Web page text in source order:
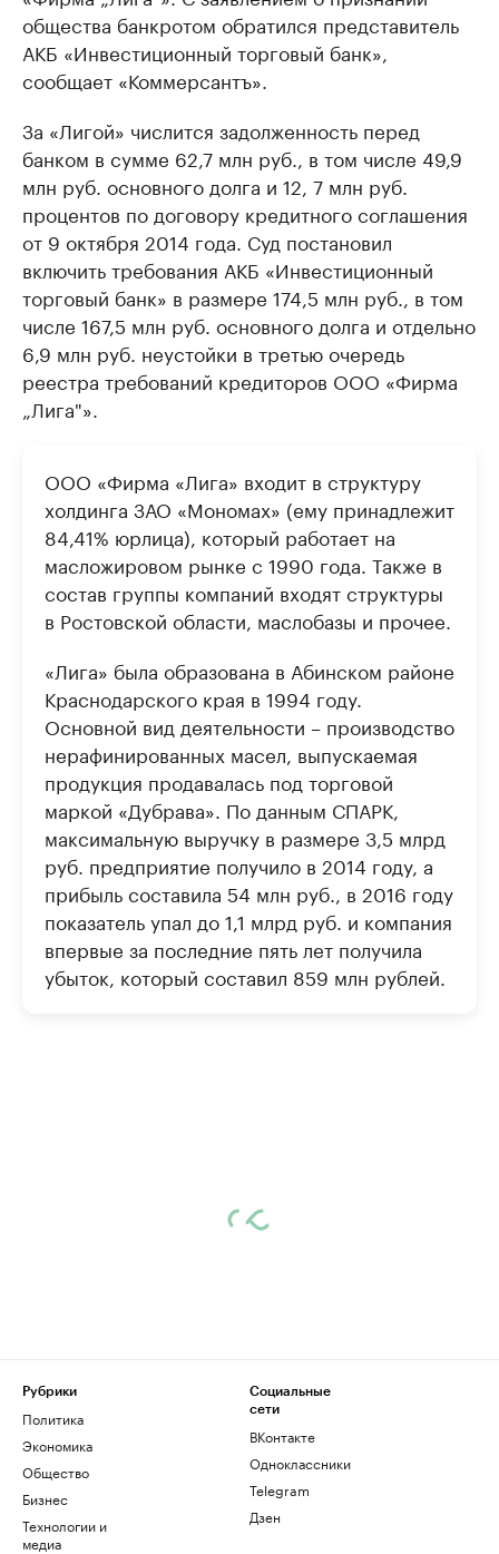
общества банкротом обратился представитель
АКБ «Инвестиционный торговый банк»,
сообщает «Коммерсантъ».
За «Лигой» числится задолженность перед
банком в сумме 62,7 млн руб., в том числе 49,9
млн руб. основного долга и 12, 7 млн руб.
процентов по договору кредитного соглашения
от 9 октября 2014 года. Суд постановил
включить требования АКБ «Инвестиционный
торговый банк» в размере 174,5 млн руб., в том
числе 167,5 млн руб. основного долга и отдельно
6,9 млн руб. неустойки в третью очередь
реестра требований кредиторов ООО «Фирма
„Лига"».
ООО «Фирма «Лига» входит в структуру
холдинга ЗАО «Мономах» (ему принадлежит
84,41% юрлица), который работает на
масложировом рынке с 1990 года. Также в
состав группы компаний входят структуры
в Ростовской области, маслобазы и прочее.
«Лига» была образована в Абинском районе
Краснодарского края в 1994 году.
Основной вид деятельности – производство
нерафинированных масел, выпускаемая
продукция продавалась под торговой
маркой «Дубрава». По данным СПАРК,
максимальную выручку в размере 3,5 млрд
руб. предприятие получило в 2014 году, а
прибыль составила 54 млн руб., в 2016 году
показатель упал до 1,1 млрд руб. и компания
впервые за последние пять лет получила
убыток, который составил 859 млн рублей.
Рубрики
Политика
Экономика
Общество
Бизнес
Технологии и
медиа
Социальные
сети
ВКонтакте
Одноклассники
Telegram
Дзен